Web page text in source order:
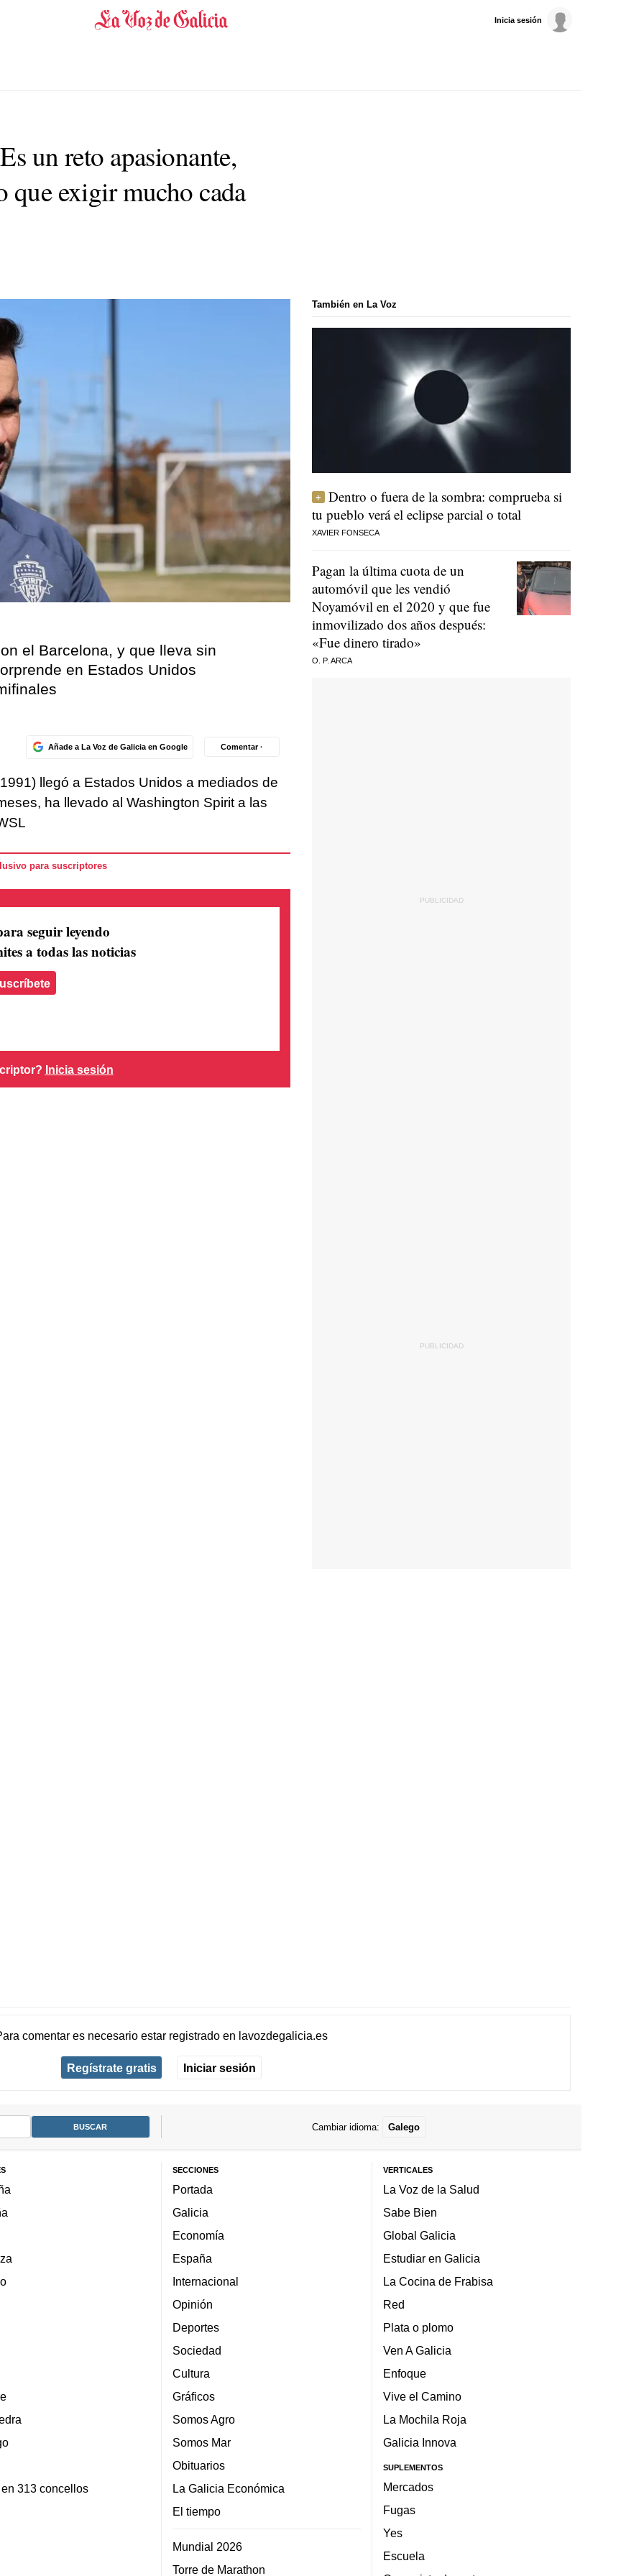
Inicia sesión
un reto apasionante,
que exigir mucho cada
el Barcelona, y que lleva sin
en Estados Unidos
Añade a La Voz de Galicia en Google Comentar ·
llegó a Estados Unidos a mediados de
ha llevado al Washington Spirit a las
para suscriptores
seguir leyendo
a todas las noticias
Inicia sesión
También en La Voz
Dentro o fuera de la sombra: comprueba si
tu pueblo verá el eclipse parcial o total
XAVIER FONSECA
Pagan la última cuota de un
automóvil que les vendió
Noyamóvil en el 2020 y que fue
inmovilizado dos años después:
«Fue dinero tirado»
O. P. ARCA
comentar es necesario estar registradoen lavozdegalicia.es
Regístrate gratis Iniciar sesión
Cambiar idioma: Galego
313 concellos
SECCIONES
Portada
Galicia
Economía
España
Internacional
Opinión
Deportes
Sociedad
Cultura
Gráficos
Somos Agro
Somos Mar
Obituarios
La Galicia Económica
El tiempo
Mundial 2026
Torre de Marathon
VERTICALES
La Voz de la Salud
Sabe Bien
Global Galicia
Estudiar en Galicia
La Cocina de Frabisa
Red
Plata o plomo
Ven A Galicia
Enfoque
Vive el Camino
La Mochila Roja
Galicia Innova
SUPLEMENTOS
Mercados
Fugas
Yes
Escuela